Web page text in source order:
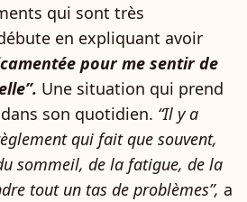
qui sont très
en expliquant avoir
pour me sentir de
Une situation qui prend
son quotidien. “Il y a
qui fait que souvent,
sommeil, de la fatigue, de la
tout un tas de problèmes”, a